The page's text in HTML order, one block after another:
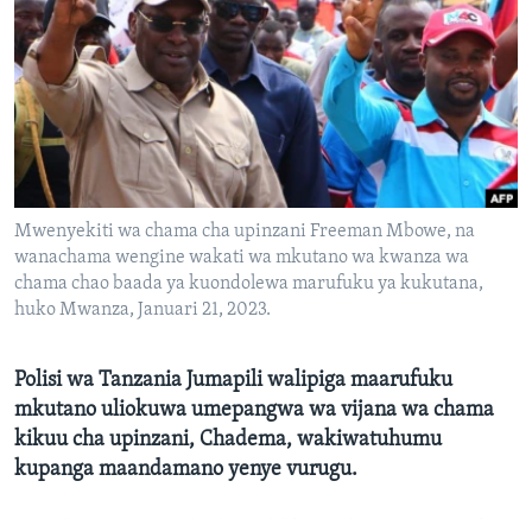
Mwenyekiti wa chama cha upinzani Freeman Mbowe, na
wanachama wengine wakati wa mkutano wa kwanza wa
chama chao baada ya kuondolewa marufuku ya kukutana,
huko Mwanza, Januari 21, 2023.
Polisi wa Tanzania Jumapili walipiga maarufuku
mkutano uliokuwa umepangwa wa vijana wa chama
kikuu cha upinzani, Chadema, wakiwatuhumu
kupanga maandamano yenye vurugu.